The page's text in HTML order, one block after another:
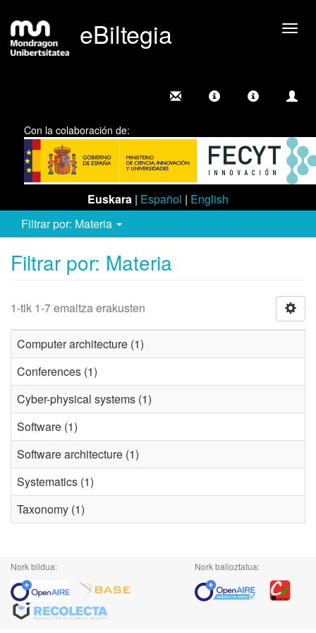
eBiltegia
Con la colaboración de:
Euskara | Español | English
Filtrar por: Materia
Filtrar por: Materia
1-tik 1-7 emaitza erakusten
Computer architecture (1)
Conferences (1)
Cyber-physical systems (1)
Software (1)
Software architecture (1)
Systematics (1)
Taxonomy (1)
Nork bildua: Nork balioztatua: